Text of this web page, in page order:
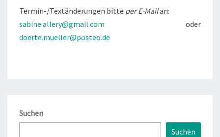
Termin-/Textänderungen bitte per E-Mailan:
sabine.allery@gmail.com oder
doerte.mueller@posteo.de
Suchen
Suchen